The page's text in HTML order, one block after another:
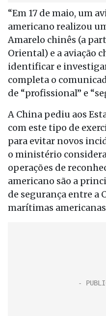
“Em 17 de maio, um
americano realizou
Amarelo chinês (a
Oriental) e a aviação
identificar e
completa o
de “profissional” e
A China pediu aos
com este tipo de
para evitar novos
o ministério
operações de
americano são a
de segurança entre a
marítimas